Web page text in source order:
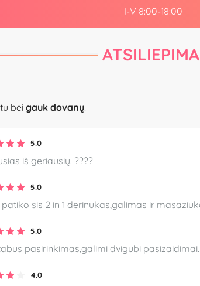
I-V 8:00-18:00
bei gauk dovanų!
5.0
iš geriausių. ????
5.0
sis 2 in 1 derinukas,galimas ir
5.0
pasirinkimas,galimi dvigubi pasizaidimai.
4.0